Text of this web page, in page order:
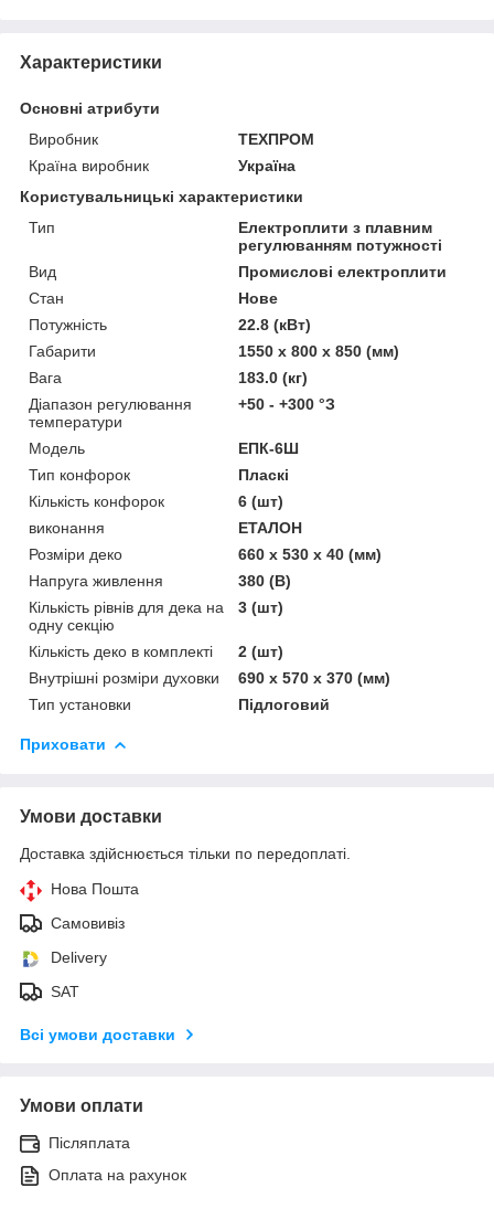
Характеристики
Основні атрибути
Виробник
ТЕХПРОМ
Країна виробник
Україна
Користувальницькі характеристики
Тип
Електроплити з плавним
регулюванням потужності
Вид
Промислові електроплити
Стан
Нове
Потужність
22.8 (кВт)
Габарити
1550 x 800 x 850 (мм)
Вага
183.0 (кг)
Діапазон регулювання
температури
+50 - +300 °З
Модель
ЕПК-6Ш
Тип конфорок
Пласкі
Кількість конфорок
6 (шт)
виконання
ЕТАЛОН
Розміри деко
660 х 530 х 40 (мм)
Напруга живлення
380 (В)
Кількість рівнів для дека на
одну секцію
3 (шт)
Кількість деко в комплекті
2 (шт)
Внутрішні розміри духовки
690 х 570 х 370 (мм)
Тип установки
Підлоговий
Приховати
Умови доставки
Доставка здійснюється тільки по передоплаті.
Нова Пошта
Самовивіз
Delivery
SAT
Всі умови доставки
Умови оплати
Післяплата
Оплата на рахунок